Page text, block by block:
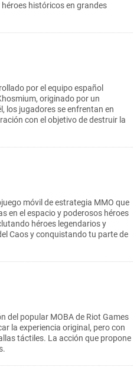
históricos en grandes
por el equipo español
originado por un
los jugadores se enfrentan en
con el objetivo de destruir la
móvil de estrategia MMO que
en el espacio y poderosos héroes
héroes legendarios y
Caos y conquistando tu parte de
del popular MOBA de Riot Games
la experiencia original, pero con
táctiles. La acción que propone